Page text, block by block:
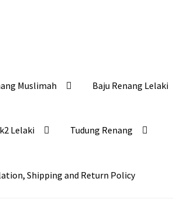
Muslimah Baju Renang Lelaki
Lelaki Tudung Renang
Shipping and Return Policy